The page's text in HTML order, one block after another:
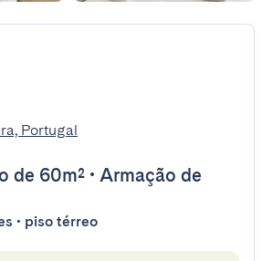
Portugal
de 60m² • Armação de
• piso térreo